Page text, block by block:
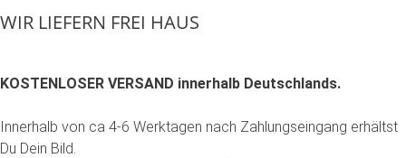
WIR LIEFERN FREI HAUS
KOSTENLOSER VERSAND innerhalb Deutschlands.
Innerhalb von ca 4-6 Werktagen nach Zahlungseingang erhältst
Du Dein Bild.